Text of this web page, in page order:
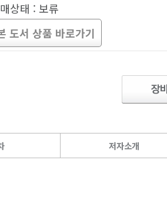
상태 : 보류
도서 상품 바로가기
저자소개